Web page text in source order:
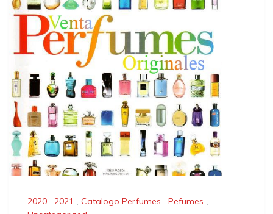
2020 , 2021 , Catalogo Perfumes , Pefumes ,